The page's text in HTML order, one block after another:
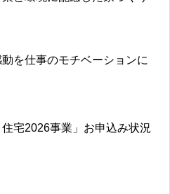
を仕事のモチベーションに
住宅2026事業」お申込み状況